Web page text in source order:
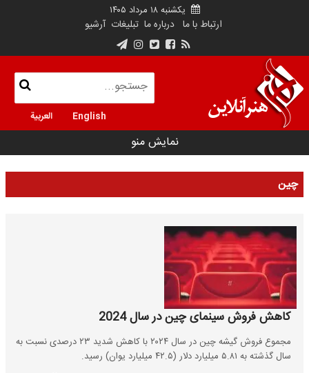
یکشنبه ۱۸ مرداد ۱۴۰۵
ارتباط با ما درباره ما تبلیغات آرشیو
English العربية
نمایش منو
چین
کاهش فروش سینمای چین در سال 2024
مجموع فروش گیشه چین در سال ۲۰۲۴ با کاهش شدید ۲۳ درصدی نسبت به
سال گذشته به ۵.۸۱ میلیارد دلار (۴۲.۵ میلیارد یوان) رسید.